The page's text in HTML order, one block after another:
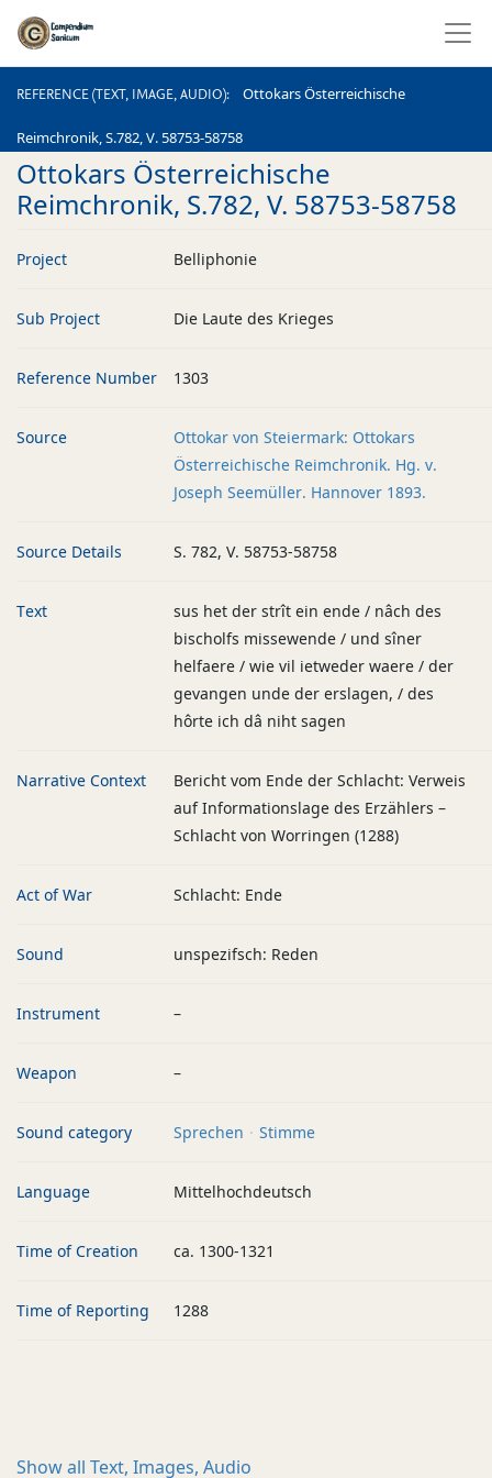
REFERENCE (TEXT, IMAGE, AUDIO) Ottokars Österreichische
Reimchronik, S.782, V. 58753-58758
REFERENCE (TEXT, IMAGE, AUDIO)
Ottokars Österreichische
Reimchronik, S.782, V. 58753-58758
Project Belliphonie
Sub Project Die Laute des Krieges
Reference Number 1303
Source
Ottokar von Steiermark: Ottokars
Österreichische Reimchronik. Hg. v.
Joseph Seemüller. Hannover 1893.
Source Details S. 782, V. 58753-58758
Text
sus het der strît ein ende / nâch des
bischolfs missewende / und sîner
helfaere / wie vil ietweder waere / der
gevangen unde der erslagen, / des
hôrte ich dâ niht sagen
Narrative Context
Bericht vom Ende der Schlacht: Verweis
auf Informationslage des Erzählers –
Schlacht von Worringen (1288)
Act of War Schlacht: Ende
Sound unspezifsch: Reden
Instrument –
Weapon –
Sound category Sprechen Stimme
Language Mittelhochdeutsch
Time of Creation ca. 1300-1321
Time of Reporting 1288
Show all Text, Images, Audio